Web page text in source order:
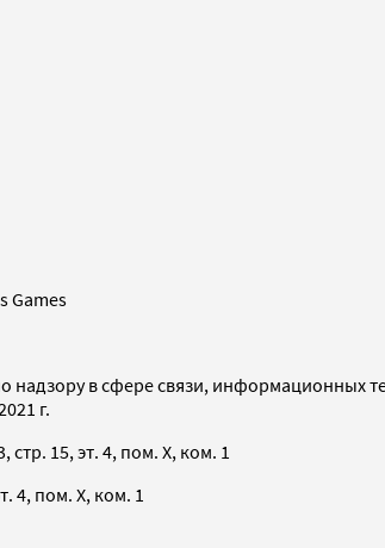
Games
надзору в сфере связи, информационных
г.
15, эт. 4, пом. X, ком. 1
4, пом. X, ком. 1